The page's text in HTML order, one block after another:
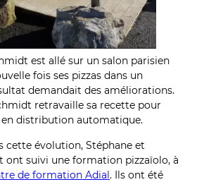
est allé sur un salon parisien
fois ses pizzas dans un
demandait des améliorations.
retravaille sa recette pour
en distribution automatique.
cette évolution, Stéphane et
ont suivi une formation pizzaïolo, à
de formation Adial. Ils ont été